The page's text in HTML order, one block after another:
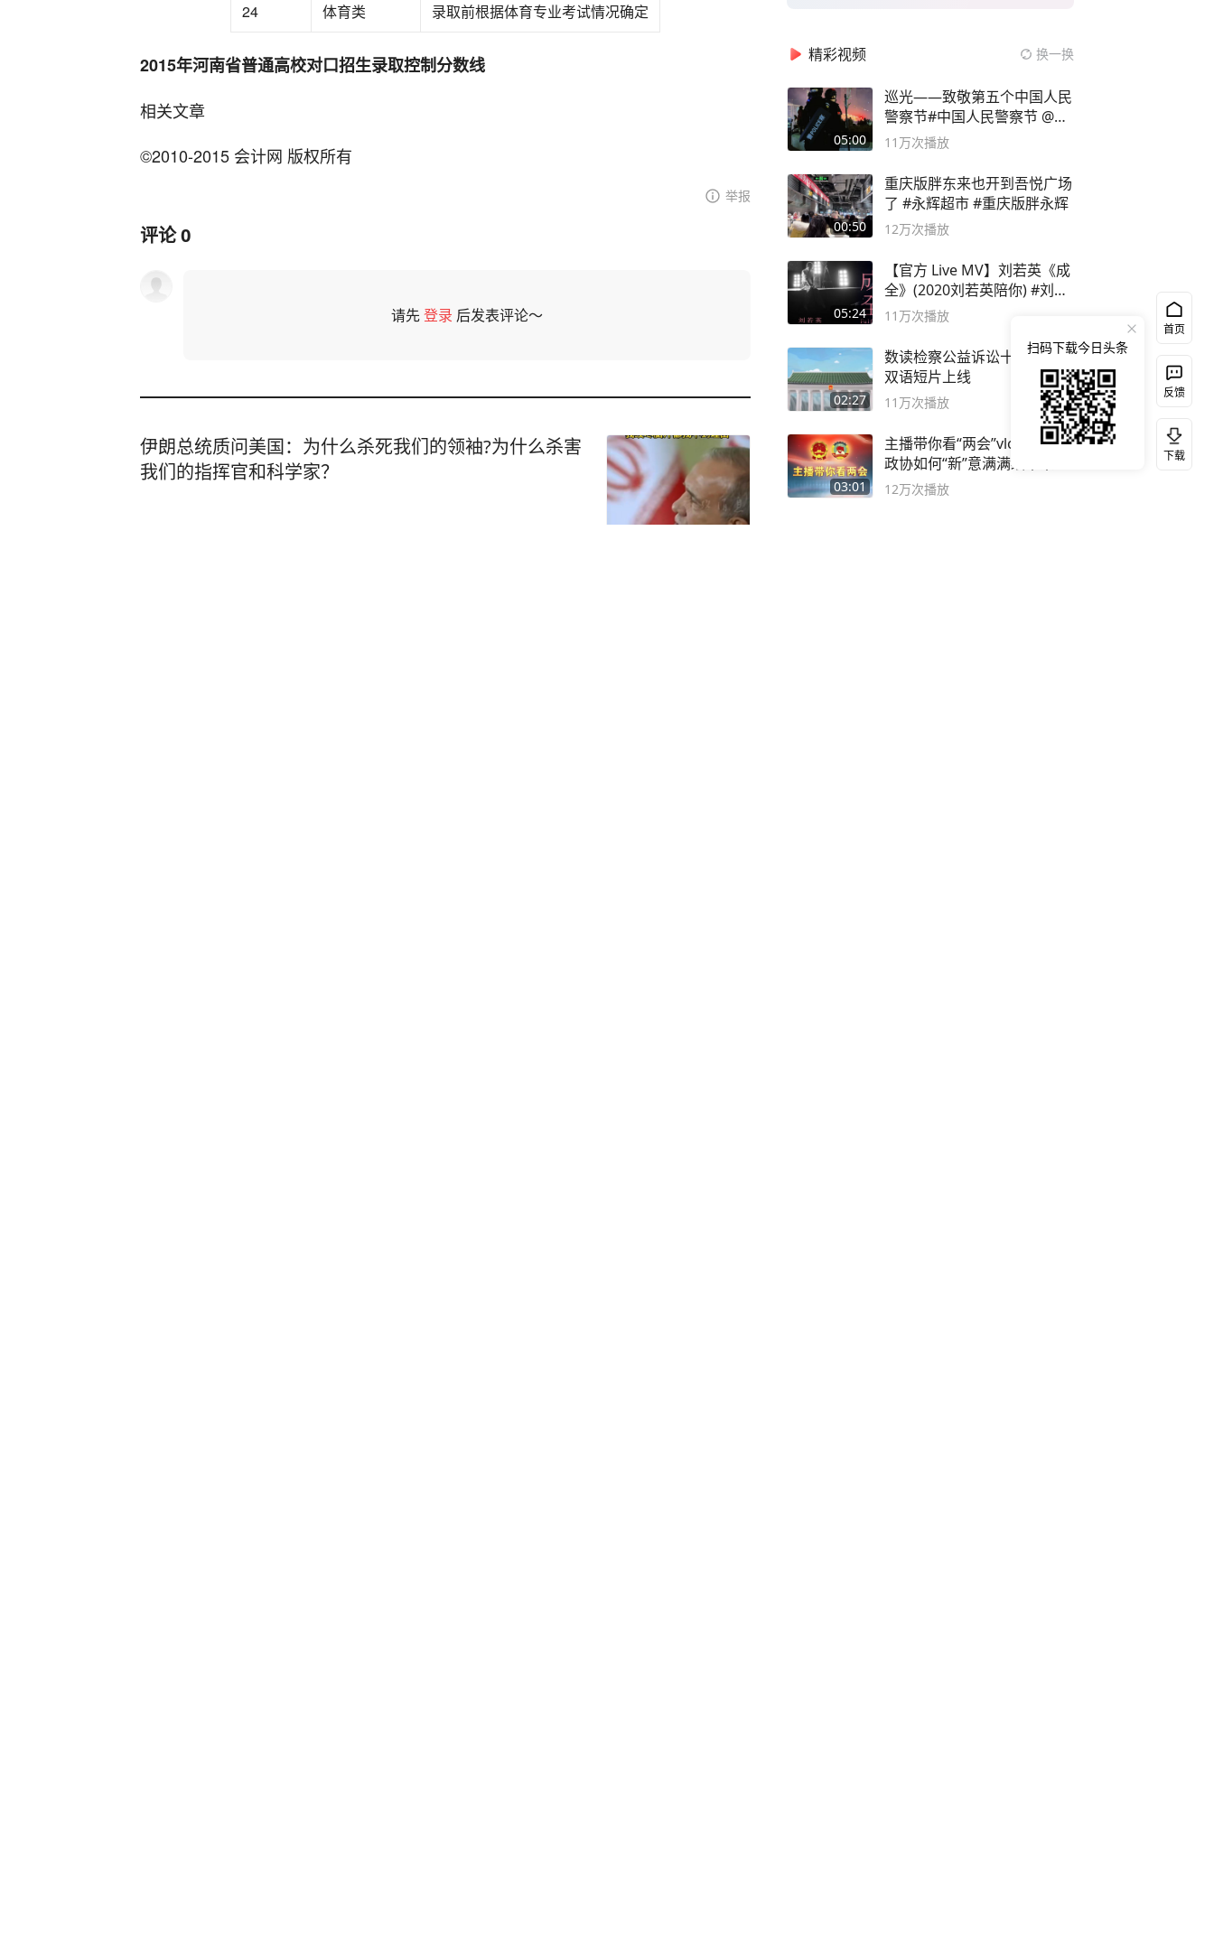
24
体育类 录取前根据体育专业考试情况确定
2015年河南省普通高校对口招生录取控制分数线
相关文章
©2010-2015 会计网 版权所有
举报
评论0
请先登录 后发表评论～
伊朗总统质问美国：为什么杀死我们的领袖?为什么杀害
我们的指挥官和科学家？
精彩视频 换一换
05:00
巡光——致敬第五个中国人民
警察节#中国人民警察节 @抖
音小助手
11万次播放
00:50
重庆版胖东来也开到吾悦广场
了 #永辉超市 #重庆版胖永辉
12万次播放
05:24
【官方 Live MV】刘若英《成
全》(2020刘若英陪你) #刘若
英 #成全
11万次播放
02:27
数读检察公益诉讼十年！中英
双语短片上线
11万次播放
03:01
主播带你看“两会”vlog 看大兴
政协如何“新”意满满绘未来！
12万次播放
首页
反馈
下载
扫码下载今日头条